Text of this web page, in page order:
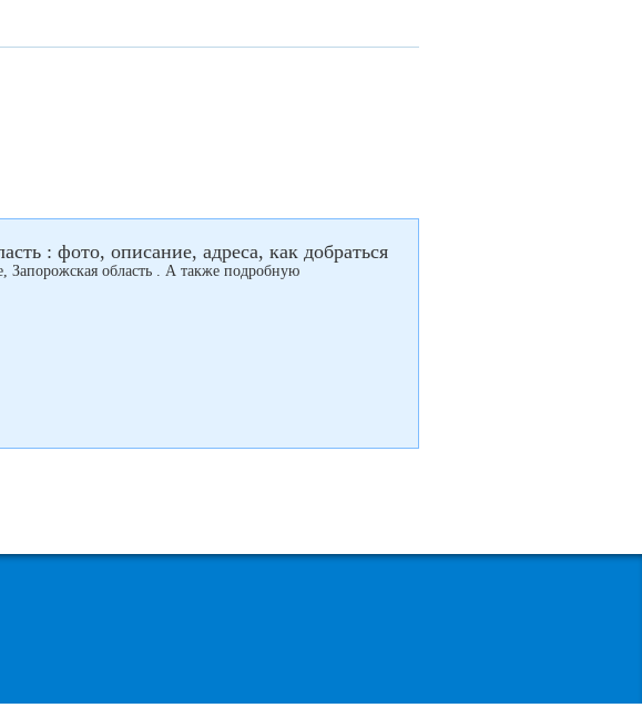
: фото, описание, адреса, как добраться
Запорожская область . А также подробную